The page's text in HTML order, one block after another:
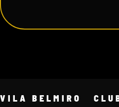
VILA BELMIRO